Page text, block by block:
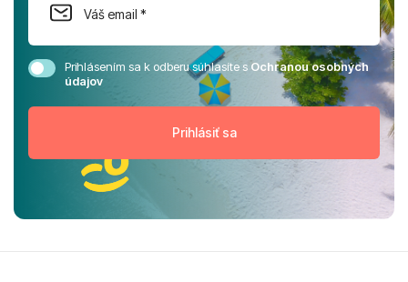
Prihlásením sa k odberu súhlasíte sOchranou osobných
údajov